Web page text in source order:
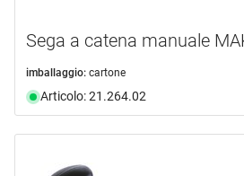
Sega a catena manuale
imballaggio: cartone
Articolo: 21.264.02